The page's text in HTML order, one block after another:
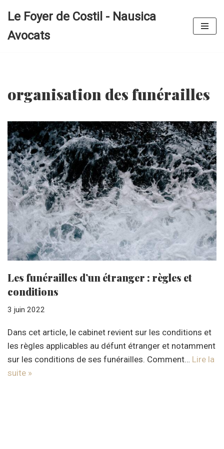
au
Le Foyer de Costil - Nausica
Avocats
organisation des funérailles
Les funérailles d’un étranger : règles et
conditions
3 juin 2022
Dans cet article, le cabinet revient sur les conditions et
les règles applicables au défunt étranger et notamment
sur les conditions de ses funérailles. Comment… Lire la
suite »